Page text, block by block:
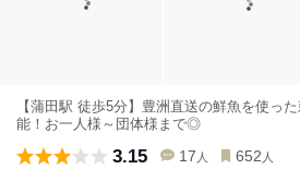
【蒲田駅 徒歩5分】豊洲直送の鮮魚を使っ
能！お一人様～団体様まで◎
3.15 17 人 652 人